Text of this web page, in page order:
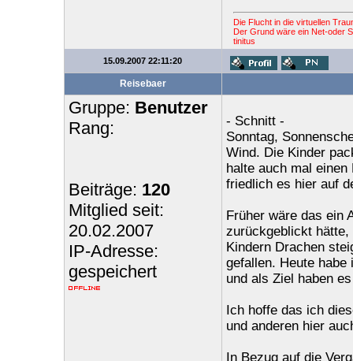
Die Flucht in die virtuellen
Der Grund wäre ein Net-oder
tinitus
15.09.2007 22:11:20
Reisebaer
Gruppe: Benutzer
Rang:
Beiträge: 120
Mitglied seit:
20.02.2007
IP-Adresse:
gespeichert
- Schnitt -
Sonntag,
Wind. Die Kinder
halte auch mal
friedlich es hier auf
Früher wäre das ein
zurückgeblickt hätte,
Kindern Drachen
gefallen. Heute habe
und als Ziel haben
Ich hoffe das ich
und anderen hier
In Bezug auf die